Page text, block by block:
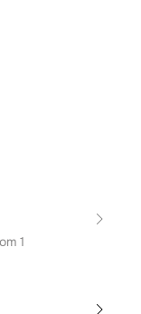
1